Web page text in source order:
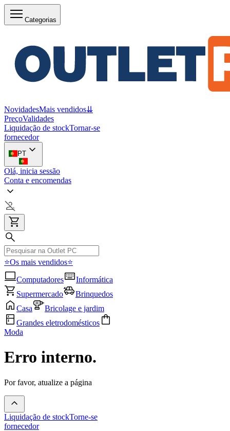
Categorias
NovidadesMais vendidos⇊
PreçoValidades
Liquidação de stockTornar-se
fornecedor
PT
Olá, inicia sessão
Conta e encomendas
⭐Os mais vendidos⭐
Computadores
Informática
Supermercado
Brinquedos
Casa
Bricolage e jardim
Grandes eletrodomésticos
Moda
Erro interno.
Por favor, atualize a página
Liquidação de stockTorne-se
fornecedor